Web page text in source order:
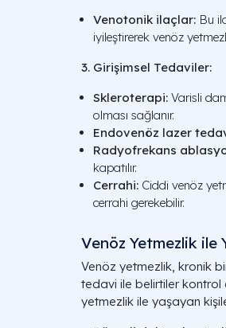
Venotonik ilaçlar: Bu
iyileştirerek venöz
3. Girişimsel Tedaviler:
Skleroterapi: Varisli
olması sağlanır.
Endovenöz lazer
Radyofrekans
kapatılır.
Cerrahi: Ciddi venöz
cerrahi gerekebilir.
Venöz Yetmezlik ile
Venöz yetmezlik, kronik
tedavi ile belirtiler kontrol
yetmezlik ile yaşayan